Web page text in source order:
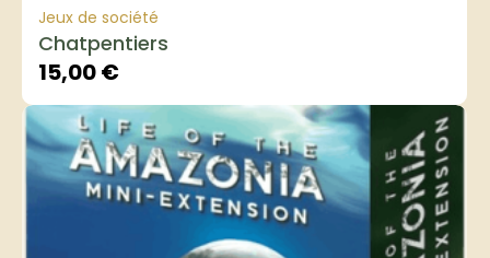
Jeux de société
Chatpentiers
15,00€